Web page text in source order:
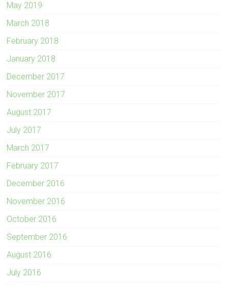
May 2019
March 2018
February 2018
January 2018
December 2017
November 2017
August 2017
July 2017
March 2017
February 2017
December 2016
November 2016
October 2016
September 2016
August 2016
July 2016